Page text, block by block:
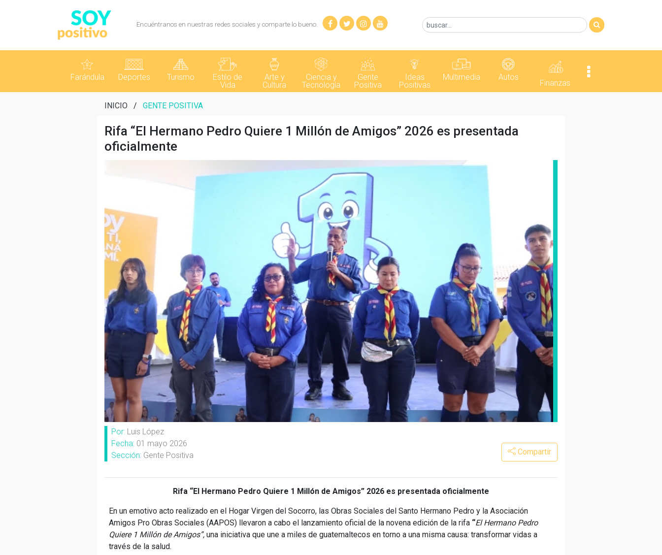
Encuéntranos en nuestras redes sociales y comparte lo bueno.
Farándula Deportes Turismo
Estilo de
Vida
Arte y
Cultura
Ciencia y
Tecnología
Gente
Positiva
Ideas
Positivas
Multimedia Autos
Finanzas
INICIO / GENTE POSITIVA
Rifa “El Hermano Pedro Quiere 1 Millón de Amigos” 2026 es presentada
oficialmente
Por: Luis López
Fecha: 01 mayo 2026
Sección: Gente Positiva Compartir
Rifa “El Hermano Pedro Quiere 1 Millón de Amigos” 2026 es presentada oficialmente
En un emotivo acto realizado en el Hogar Virgen del Socorro, las Obras Sociales del Santo Hermano Pedro y la Asociación
Amigos Pro Obras Sociales (AAPOS) llevaron a cabo el lanzamiento oficial de la novena edición de la rifa “El Hermano Pedro
Quiere 1 Millón de Amigos”, una iniciativa que une a miles de guatemaltecos en torno a una misma causa: transformar vidas a
través de la salud.